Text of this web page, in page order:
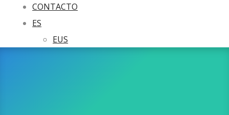
CONTACTO
ES
EUS